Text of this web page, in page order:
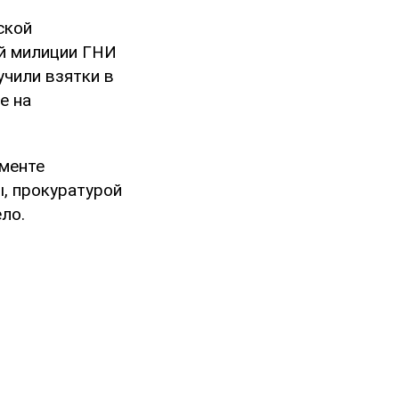
милиции ГНИ
взятки в
на
прокуратурой